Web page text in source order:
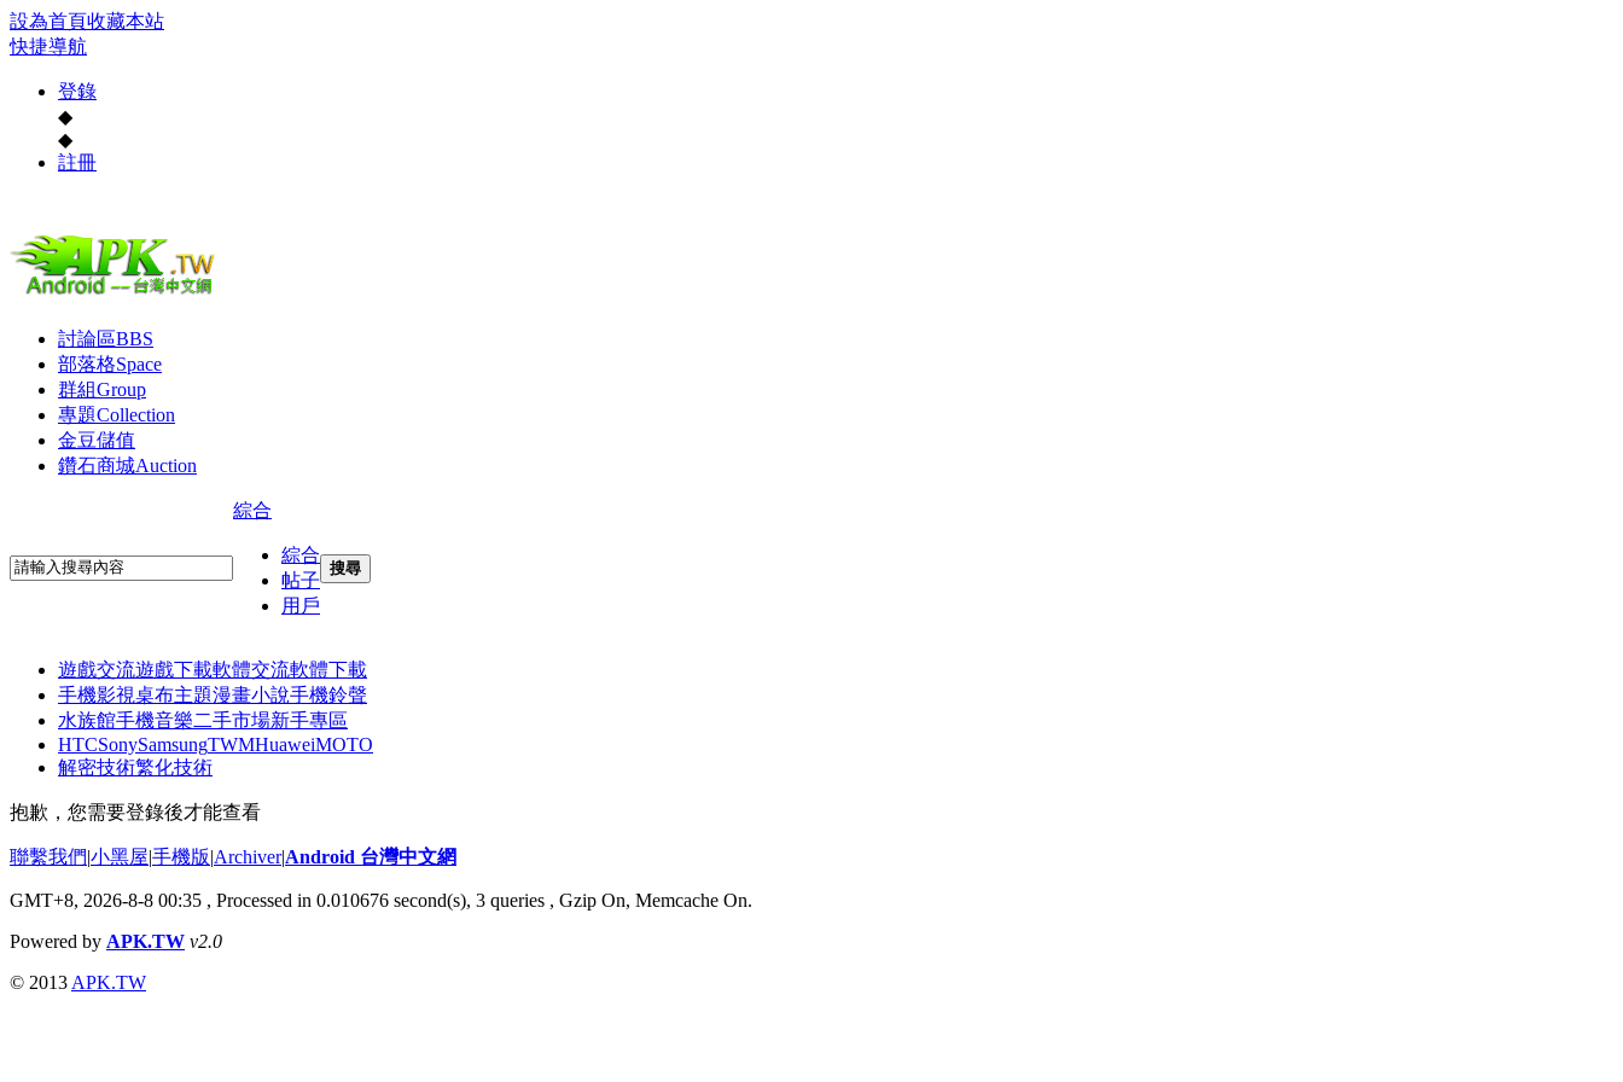
設為首頁收藏本站
快捷導航
登錄
◆
◆
註冊
討論區BBS
部落格Space
群組Group
專題Collection
金豆儲值
鑽石商城Auction
綜合
綜合
帖子
用戶
搜尋
遊戲交流遊戲下載軟體交流軟體下載
手機影視桌布主題漫畫小說手機鈴聲
水族館手機音樂二手市場新手專區
HTCSonySamsungTWMHuaweiMOTO
解密技術繁化技術
抱歉，您需要登錄後才能查看
聯繫我們|小黑屋|手機版|Archiver|Android 台灣中文網
GMT+8, 2026-8-8 00:35 , Processed in 0.010676 second(s), 3 queries , Gzip On, Memcache On.
Powered by APK.TW v2.0
© 2013 APK.TW